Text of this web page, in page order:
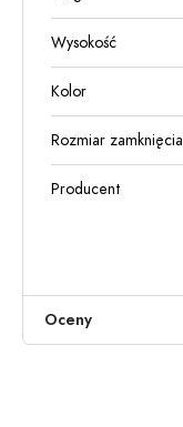
Wysokość
Kolor
Rozmiar zamknięcia
Producent
Oceny